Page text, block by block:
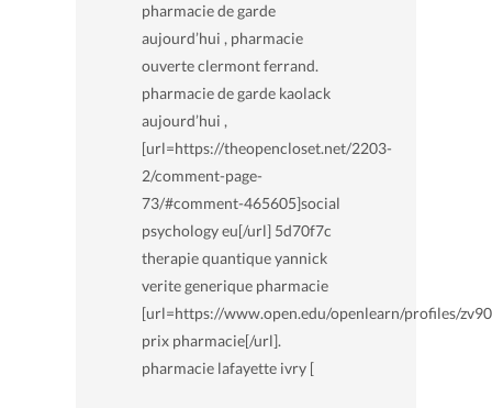
pharmacie de garde
aujourd’hui , pharmacie
ouverte clermont ferrand.
pharmacie de garde kaolack
aujourd’hui ,
[url=https://theopencloset.net/2203-
2/comment-page-
73/#comment-465605]social
psychology eu[/url] 5d70f7c
therapie quantique yannick
verite generique pharmacie
[url=https://www.open.edu/openlearn/profiles/
prix pharmacie[/url].
pharmacie lafayette ivry [